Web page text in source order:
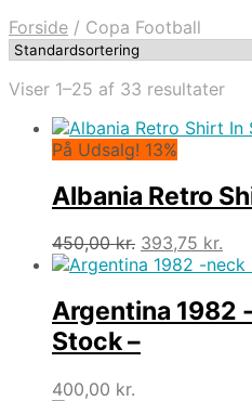
Forside / Copa Football
Viser 1–25 af 33 resultater
På Udsalg! 13%
Albania Retro
450,00kr. Den
oprindelige
var:
450,00 kr..
393,75 kr.
er:
Argentina 1982
Stock –
400,00 kr.